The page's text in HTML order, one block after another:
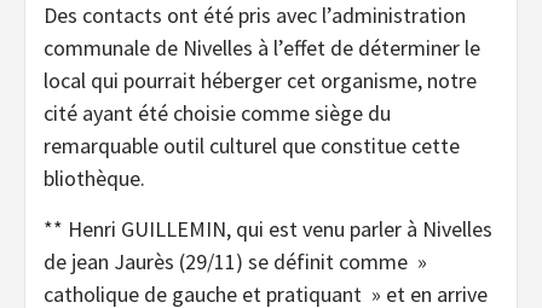
Des contacts ont été pris avec l’administration
communale de Nivelles à l’effet de déterminer le
local qui pourrait héberger cet organisme, notre
cité ayant été choisie comme siège du
remarquable outil culturel que constitue cette
bliothèque.
** Henri GUILLEMIN, qui est venu parler à Nivelles
de jean Jaurès (29/11) se définit comme »
catholique de gauche et pratiquant » et en arrive